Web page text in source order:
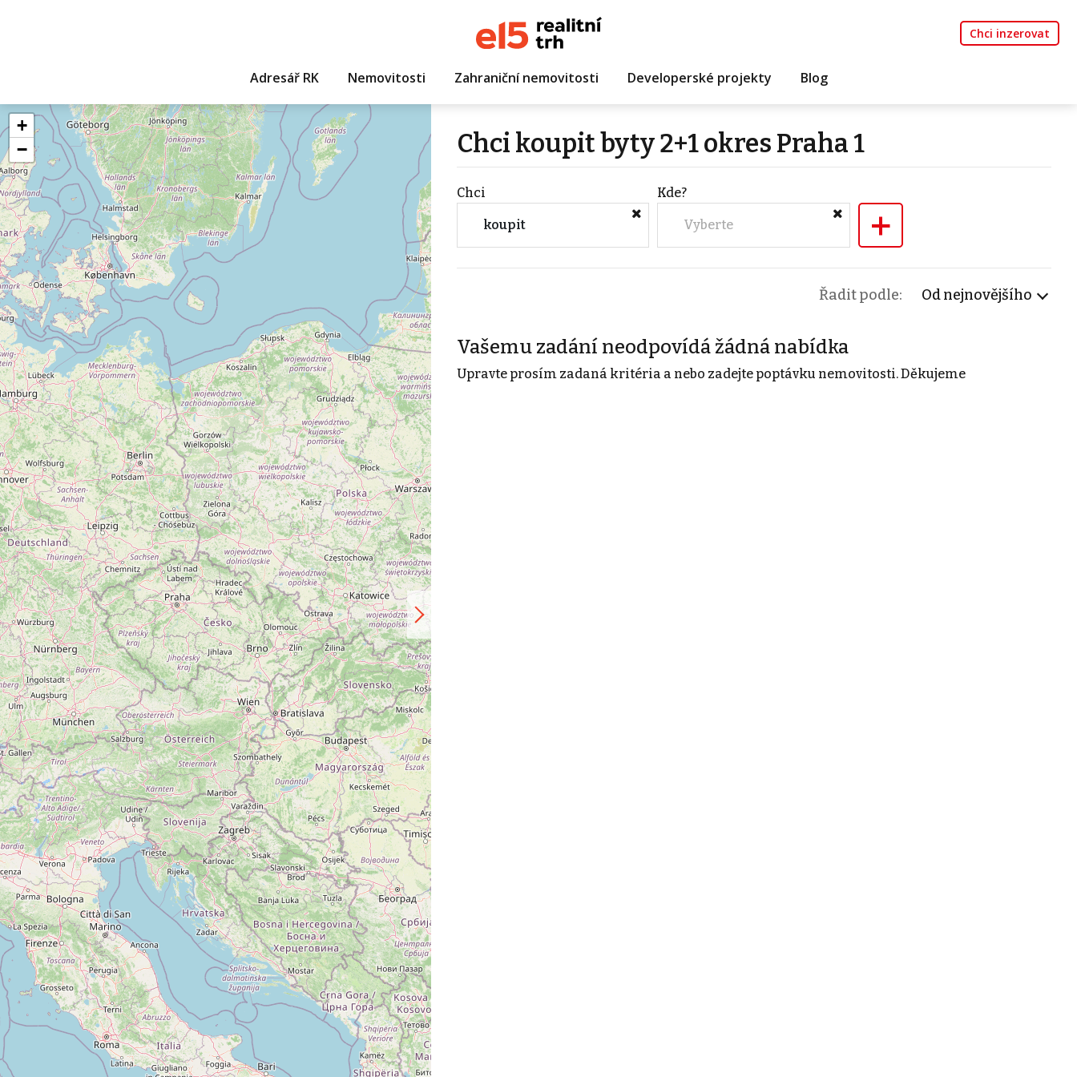
Chci inzerovat
Adresář RK Nemovitosti Zahraniční nemovitosti Developerské projekty Blog
+
−
Chci koupit byty 2+1 okres Praha 1
Chci
koupit
Kde?
Vyberte +
Řadit podle: Od nejnovějšího
Vašemu zadání neodpovídá žádná nabídka
Upravte prosím zadaná kritéria a nebo zadejte poptávku nemovitosti. Děkujeme